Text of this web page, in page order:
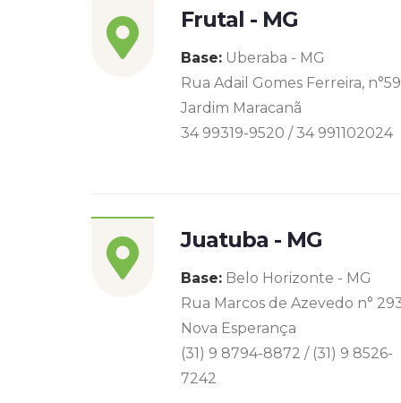
Frutal - MG
Base: Uberaba - MG
Rua Adail Gomes Ferreira,
Jardim Maracanã
34 99319-9520 / 34 991102024
Juatuba - MG
Base: Belo Horizonte - MG
Rua Marcos de Azevedo n°
Nova Esperança
(31) 9 8794-8872 / (31) 9 8526-
7242